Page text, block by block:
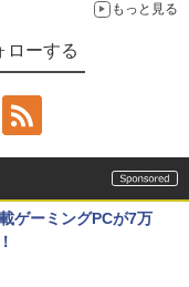
もっと見る
ローする
ゲーミングPCが7万